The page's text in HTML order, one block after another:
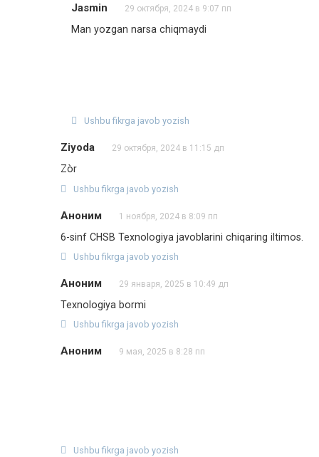
Jasmin 29 октября, 2024 в 9:07 пп
Man yozgan narsa chiqmaydi
Ushbu fikrga javob yozish
Ziyoda 29 октября, 2024 в 11:15 дп
Zòr
Ushbu fikrga javob yozish
Аноним 1 ноября, 2024 в 8:09 пп
6-sinf CHSB Texnologiya javoblarini chiqaring iltimos.
Ushbu fikrga javob yozish
Аноним 29 января, 2025 в 10:49 дп
Texnologiya bormi
Ushbu fikrga javob yozish
Аноним 9 мая, 2025 в 8:28 пп
Ushbu fikrga javob yozish